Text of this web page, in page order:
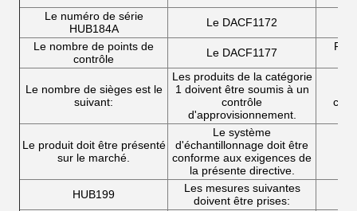
Le numéro de série
HUB184A
Le DACF1172
Le nombre de points de
contrôle
Le DACF1177
Le nombre de sièges est le
suivant:
Les produits de la catégorie
1 doivent être soumis à un
contrôle
d'approvisionnement.
Le produit doit être présenté
sur le marché.
Le système
d'échantillonnage doit être
conforme aux exigences de
la présente directive.
HUB199
Les mesures suivantes
doivent être prises: